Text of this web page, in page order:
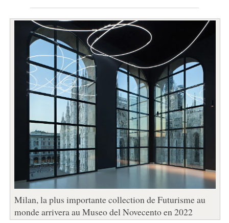
Milan, la plus importante collection de Futurisme au
monde arrivera au Museo del Novecento en 2022